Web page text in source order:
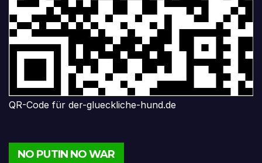
QR-Code für der-glueckliche-hund.de
NO PUTIN NO WAR